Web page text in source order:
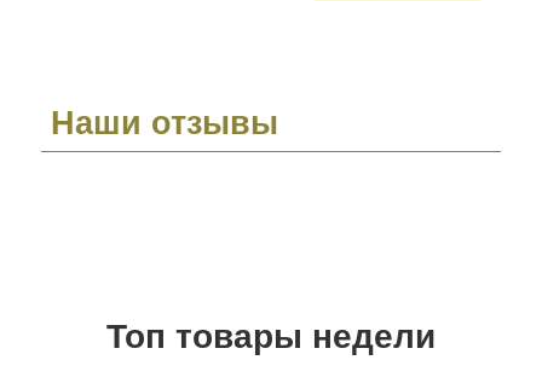
Наши отзывы
Топ товары недели